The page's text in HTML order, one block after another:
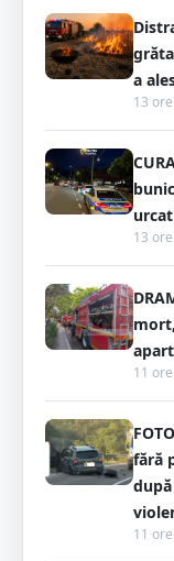
a
13
13
11
fără
11